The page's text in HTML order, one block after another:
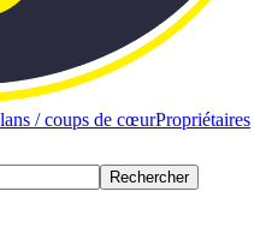
/ coups de cœurPropriétaires
Rechercher